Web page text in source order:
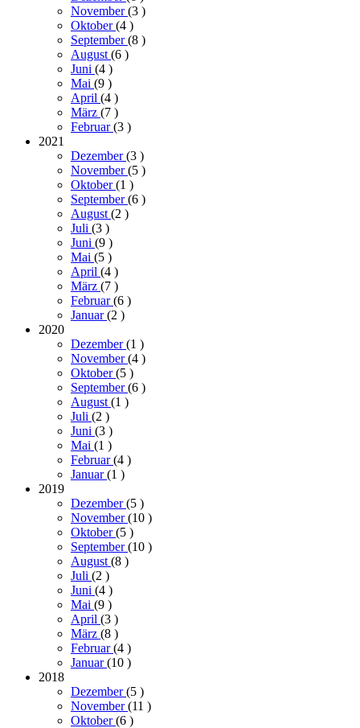
November(3 )
Oktober(4 )
September(8 )
August (6 )
Juni (4 )
Mai (9 )
April (4 )
März (7 )
Februar(3 )
2021
Dezember(3 )
November(5 )
Oktober(1 )
September(6 )
August (2 )
Juli (3 )
Juni (9 )
Mai (5 )
April (4 )
März (7 )
Februar(6 )
Januar(2 )
2020
Dezember(1 )
November(4 )
Oktober(5 )
September(6 )
August (1 )
Juli (2 )
Juni (3 )
Mai (1 )
Februar(4 )
Januar(1 )
2019
Dezember(5 )
November(10 )
Oktober(5 )
September(10 )
August (8 )
Juli (2 )
Juni (4 )
Mai (9 )
April (3 )
März (8 )
Februar(4 )
Januar(10 )
2018
Dezember(5 )
November(11 )
Oktober(6 )